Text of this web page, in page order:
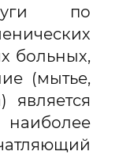
по
больных,
(мытье,
является